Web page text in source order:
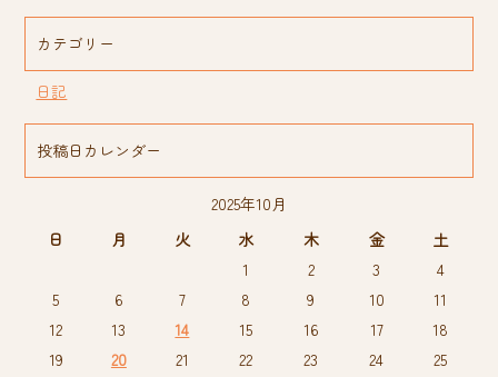
カテゴリー
日記
投稿日カレンダー
2025年10月
日
月 火 水 木 金 土
1 2 3
4
5
6 7 8 9 10
11
12
13 14 15 16 17
18
19
20 21 22 23 24
25